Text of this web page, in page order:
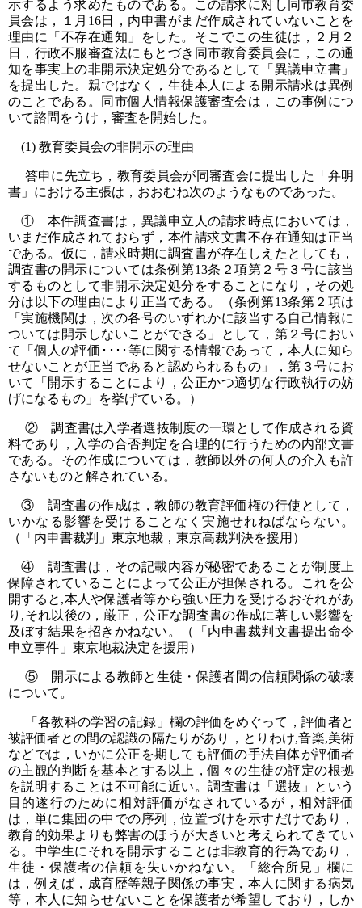
示するよう求めたものである。この請求に対し同市教育委
員会は，１月16日，内申書がまだ作成されていないことを
理由に「不存在通知」をした。そこでこの生徒は，２月２
日，行政不服審査法にもとづき同市教育委員会に，この通
知を事実上の非開示決定処分であるとして「異議申立書」
を提出した。親ではなく，生徒本人による開示請求は異例
のことである。同市個人情報保護審査会は，この事例につ
いて諮問をうけ，審査を開始した。
(1) 教育委員会の非開示の理由
答申に先立ち，教育委員会が同審査会に提出した「弁明
書」における主張は，おおむね次のようなものであった。
① 本件調査書は，異議申立人の請求時点においては，
いまだ作成されておらず，本件請求文書不存在通知は正当
である。仮に，請求時期に調査書が存在しえたとしても，
調査書の開示については条例第13条２項第２号３号に該当
するものとして非開示決定処分をすることになり，その処
分は以下の理由により正当である。（条例第13条第２項は
「実施機関は，次の各号のいずれかに該当する自己情報に
ついては開示しないことができる」として，第２号におい
て「個人の評価････等に関する情報であって，本人に知ら
せないことが正当であると認められるもの」，第３号にお
いて「開示することにより，公正かつ適切な行政執行の妨
げになるもの」を挙げている。）
② 調査書は入学者選抜制度の一環として作成される資
料であり，入学の合否判定を合理的に行うための内部文書
である。その作成については，教師以外の何人の介入も許
さないものと解されている。
③ 調査書の作成は，教師の教育評価権の行使として，
いかなる影響を受けることなく実施せれねばならない。
（「内申書裁判」東京地裁，東京高裁判決を援用）
④ 調査書は，その記載内容が秘密であることが制度上
保障されていることによって公正が担保される。これを公
開すると,本人や保護者等から強い圧力を受けるおそれがあ
り,それ以後の，厳正，公正な調査書の作成に著しい影響を
及ぼす結果を招きかねない。（「内申書裁判文書提出命令
申立事件」東京地裁決定を援用）
⑤ 開示による教師と生徒・保護者間の信頼関係の破壊
について。
「各教科の学習の記録」欄の評価をめぐって，評価者と
被評価者との間の認識の隔たりがあり，とりわけ,音楽,美術
などでは，いかに公正を期しても評価の手法自体が評価者
の主観的判断を基本とする以上，個々の生徒の評定の根拠
を説明することは不可能に近い。調査書は「選抜」という
目的遂行のために相対評価がなされているが，相対評価
は，単に集団の中での序列，位置づけを示すだけであり，
教育的効果よりも弊害のほうが大きいと考えられてきてい
る。中学生にそれを開示することは非教育的行為であり，
生徒・保護者の信頼を失いかねない。「総合所見」欄に
は，例えば，成育歴等親子関係の事実，本人に関する病気
等，本人に知らせないことを保護者が希望しており，しか